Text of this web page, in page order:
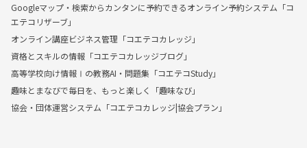
Googleマップ・検索からカンタンに予約できるオンライン予約システム「コ
エテコリザーブ」
オンライン講座ビジネス管理「コエテコカレッジ」
資格とスキルの情報「コエテコカレッジブログ」
高等学校向け情報Ⅰの教務AI・問題集「コエテコStudy」
趣味とまなびで毎日を、もっと楽しく「趣味なび」
協会・団体運営システム「コエテコカレッジ|協会プラン」